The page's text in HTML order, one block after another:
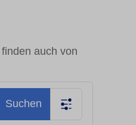
auch von
Suchen